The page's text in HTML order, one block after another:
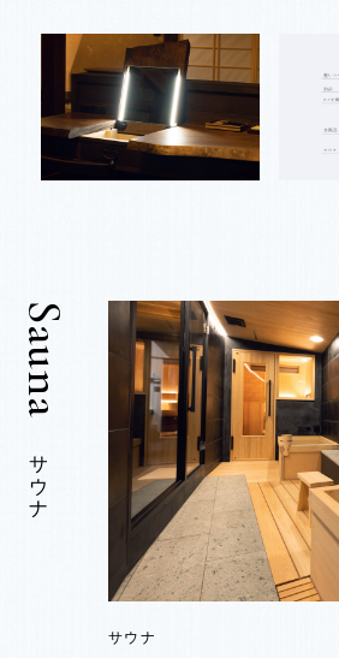
サウナ
サウナ
サウナ
サウナ